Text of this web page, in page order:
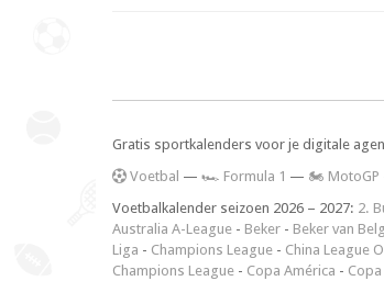
Gratis sportkalenders voor je digitale
Voetbal — 🏎️ Formula 1 — 🏍 MotoGP
Voetbalkalender seizoen 2026 – 2027: 2.
Australia A-League - Beker - Beker van
Liga - Champions League - China League
Champions League - Copa América -